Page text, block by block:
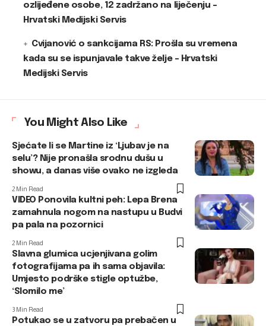
ozlijeđene osobe, 12 zadržano na liječenju –
Hrvatski Medijski Servis
Cvijanović o sankcijama RS: Prošla su vremena
kada su se ispunjavale takve želje – Hrvatski
Medijski Servis
You Might Also Like
Sjećate li se Martine iz ‘Ljubav je na
selu’? Nije pronašla srodnu dušu u
showu, a danas više ovako ne izgleda
2 Min Read
VIDEO Ponovila kultni peh: Lepa Brena
zamahnula nogom na nastupu u Budvi
pa pala na pozornici
2 Min Read
Slavna glumica ucjenjivana golim
fotografijama pa ih sama objavila:
Umjesto podrške stigle optužbe,
‘Slomilo me’
3 Min Read
Potukao se u zatvoru pa prebačen u